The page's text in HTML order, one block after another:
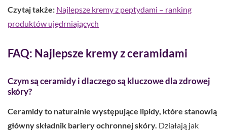
Czytaj także: Najlepsze kremy z peptydami – ranking
produktów ujędrniających
FAQ: Najlepsze kremy z ceramidami
Czym są ceramidy i dlaczego są kluczowe dla zdrowej
skóry?
Ceramidy to naturalnie występujące lipidy, które stanowią
główny składnik bariery ochronnej skóry. Działają jak